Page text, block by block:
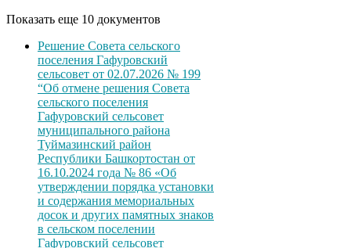
Показать еще 10 документов
Решение Совета сельского
поселения Гафуровский
сельсовет от 02.07.2026 № 199
“Об отмене решения Совета
сельского поселения
Гафуровский сельсовет
муниципального района
Туймазинский район
Республики Башкортостан от
16.10.2024 года № 86 «Об
утверждении порядка установки
и содержания мемориальных
досок и других памятных знаков
в сельском поселении
Гафуровский сельсовет